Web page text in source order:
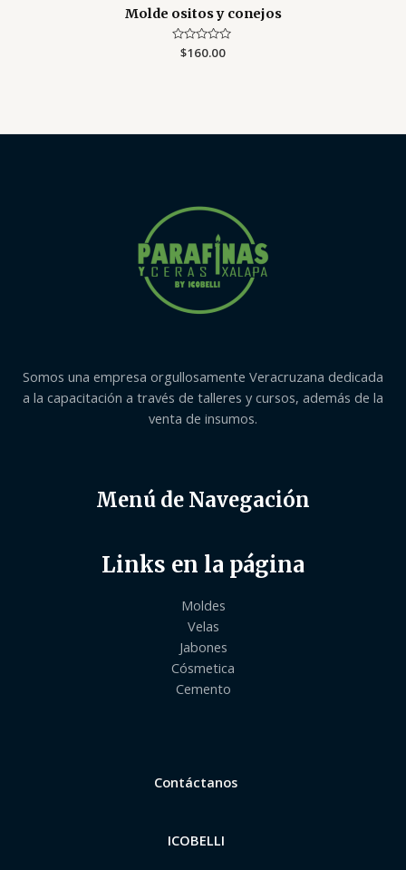
Molde ositos y conejos
Valorado
$160.00
Somos una empresa orgullosamente Veracruzana dedicada
a la capacitación a través de talleres y cursos, además de la
venta de insumos.
Menú de Navegación
Links en la página
Moldes
Velas
Jabones
Cósmetica
Cemento
Contáctanos
ICOBELLI